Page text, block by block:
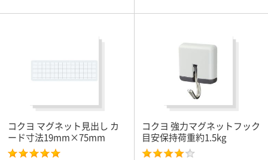
コクヨ マグネット見出し カ
ード寸法19mm×75mm
コクヨ 強力マグネットフック
目安保持荷重約1.5kg